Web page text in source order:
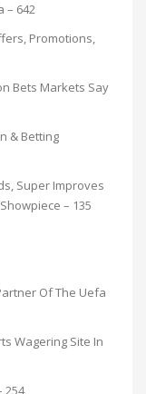
– 642
Promotions,
Bets Markets Say
& Betting
Super Improves
– 135
Of The Uefa
Wagering Site In
254